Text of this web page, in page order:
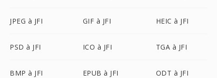
JPEG à JFI GIF à JFI HEIC à JFI
PSD à JFI ICO à JFI TGA à JFI
BMP à JFI EPUB à JFI ODT à JFI